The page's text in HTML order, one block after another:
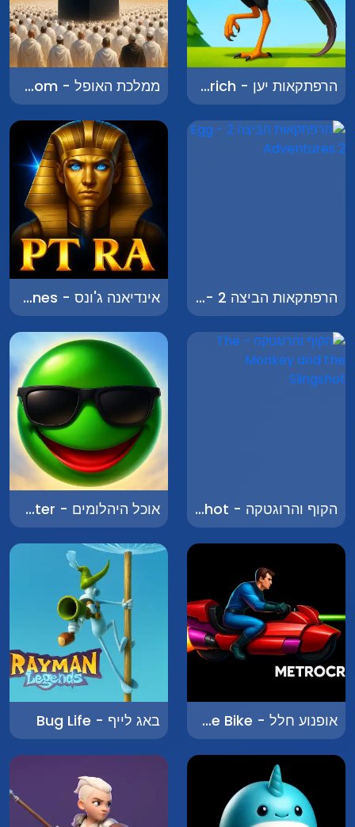
הרפתקאות יען - Adventures of the Ostrich ממלכת האופל - The Dark Kingdom
הרפתקאות הביצה 2 - Egg Adventures 2 אינדיאנה ג'ונס - Indiana Jones
הקוף והרוגטקה - The Monkey and the Slingshot אוכל היהלומים - Diamond Eater
אופנוע חלל - Space Bike באג לייף - Bug Life